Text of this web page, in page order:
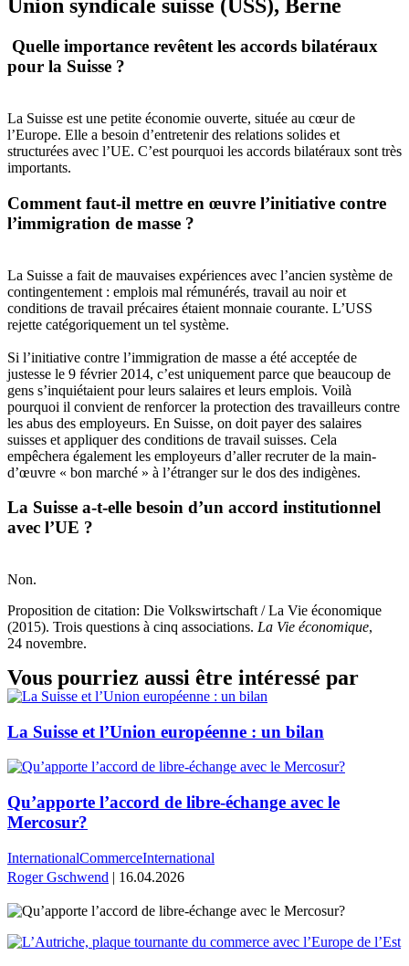
Union syndicale suisse (USS), Berne
Quelle importance revêtent les accords bilatéraux
pour la Suisse ?
La Suisse est une petite économie ouverte, située au cœur de
l’Europe. Elle a besoin d’entretenir des relations solides et
structurées avec l’UE. C’est pourquoi les accords bilatéraux sont très
importants.
Comment faut-il mettre en œuvre l’initiative contre
l’immigration de masse ?
La Suisse a fait de mauvaises expériences avec l’ancien système de
contingentement : emplois mal rémunérés, travail au noir et
conditions de travail précaires étaient monnaie courante. L’USS
rejette catégoriquement un tel système.
Si l’initiative contre l’immigration de masse a été acceptée de
justesse le 9 février 2014, c’est uniquement parce que beaucoup de
gens s’inquiétaient pour leurs salaires et leurs emplois. Voilà
pourquoi il convient de renforcer la protection des travailleurs contre
les abus des employeurs. En Suisse, on doit payer des salaires
suisses et appliquer des conditions de travail suisses. Cela
empêchera également les employeurs d’aller recruter de la main-
d’œuvre « bon marché » à l’étranger sur le dos des indigènes.
La Suisse a-t-elle besoin d’un accord institutionnel
avec l’UE ?
Non.
Proposition de citation: Die Volkswirtschaft / La Vie économique
(2015). Trois questions à cinq associations. La Vie économique,
24 novembre.
Vous pourriez aussi être intéressé par
La Suisse et l’Union européenne : un bilan
Qu’apporte l’accord de libre-échange avec le
Mercosur?
InternationalCommerceInternational
Roger Gschwend | 16.04.2026